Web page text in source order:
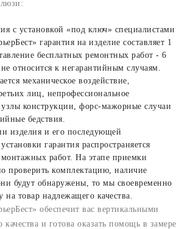
с установкой «под ключ» специалистами
гарантия на изделие составляет 1
бесплатных ремонтных работ - 6
относится к негарантийным случаям.
механическое воздействие,
лиц, непрофессиональное
узлы конструкции, форс-мажорные случаи
бедствия.
изделия и его последующей
гарантия распространяется
монтажных работ. На этапе приемки
проверить комплектацию, наличие
будут обнаружены, то мы своевременно
товар надлежащего качества.
обеспечит вас вертикальными
и готова оказать помощь в замере